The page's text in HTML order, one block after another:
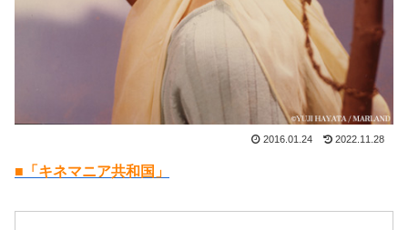
2016.01.24 2022.11.28
■「キネマニア共和国」